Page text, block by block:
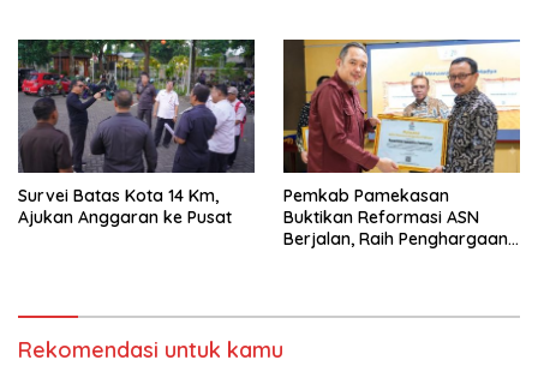
Survei Batas Kota 14 Km,
Ajukan Anggaran ke Pusat
Pemkab Pamekasan
Buktikan Reformasi ASN
Berjalan, Raih Penghargaan
Rekomendasi untuk kamu